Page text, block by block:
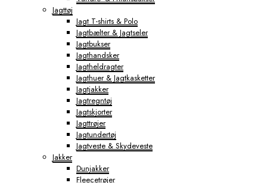
Jagttøj
Jagt T-shirts & Polo
Jagtbælter & Jagtseler
Jagtbukser
Jagthandsker
Jagtheldragter
Jagthuer & Jagtkasketter
Jagtjakker
Jagtregntøj
Jagtskjorter
Jagttrøjer
Jagtundertøj
Jagtveste & Skydeveste
Jakker
Dunjakker
Fleecetrøjer